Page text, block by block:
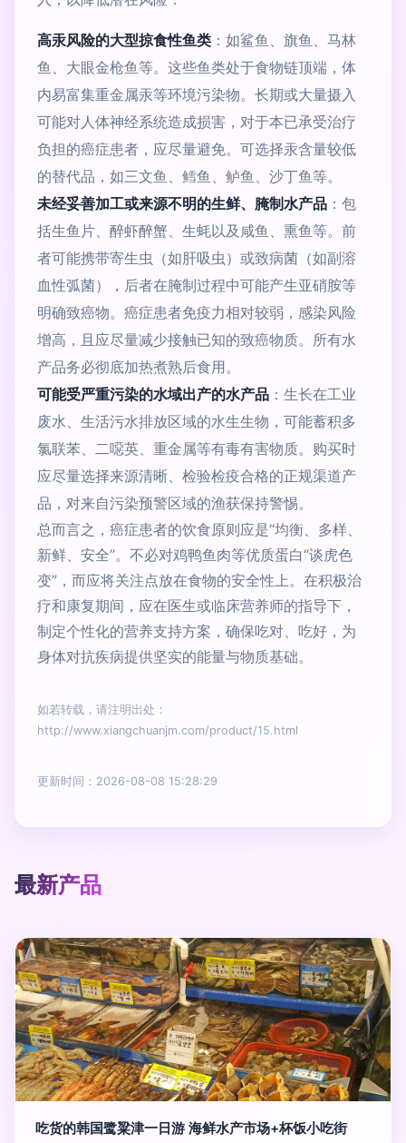
高汞风险的大型掠食性鱼类 ：如鲨鱼、旗鱼、马林
鱼、大眼金枪鱼等。这些鱼类处于食物链顶端，体
内易富集重金属汞等环境污染物。长期或大量摄入
可能对人体神经系统造成损害，对于本已承受治疗
负担的癌症患者，应尽量避免。可选择汞含量较低
的替代品，如三文鱼、鳕鱼、鲈鱼、沙丁鱼等。
未经妥善加工或来源不明的生鲜、腌制水产品 ：包
括生鱼片、醉虾醉蟹、生蚝以及咸鱼、熏鱼等。前
者可能携带寄生虫（如肝吸虫）或致病菌（如副溶
血性弧菌），后者在腌制过程中可能产生亚硝胺等
明确致癌物。癌症患者免疫力相对较弱，感染风险
增高，且应尽量减少接触已知的致癌物质。所有水
产品务必彻底加热煮熟后食用。
可能受严重污染的水域出产的水产品 ：生长在工业
废水、生活污水排放区域的水生生物，可能蓄积多
氯联苯、二噁英、重金属等有毒有害物质。购买时
应尽量选择来源清晰、检验检疫合格的正规渠道产
品，对来自污染预警区域的渔获保持警惕。
总而言之，癌症患者的饮食原则应是“均衡、多样、
新鲜、安全”。不必对鸡鸭鱼肉等优质蛋白“谈虎色
变”，而应将关注点放在食物的安全性上。在积极治
疗和康复期间，应在医生或临床营养师的指导下，
制定个性化的营养支持方案，确保吃对、吃好，为
身体对抗疾病提供坚实的能量与物质基础。
如若转载，请注明出处：
http://www.xiangchuanjm.com/product/15.html
更新时间：2026-08-08 15:28:29
最新产品
吃货的韩国鹭粱津一日游 海鲜水产市场+杯饭小吃街